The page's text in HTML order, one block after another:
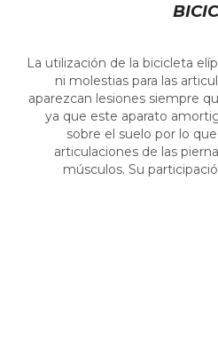
La utilización de la bicicleta
ni molestias para las
aparezcan lesiones siempre
ya que este aparato
sobre el suelo por lo
articulaciones de las
músculos. Su